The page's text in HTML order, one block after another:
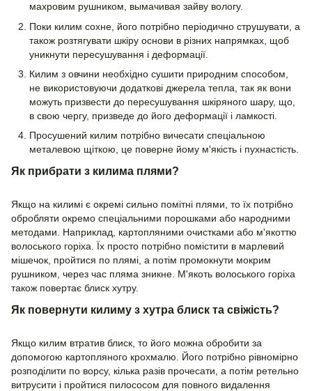
махровим рушником, вымачивая зайву вологу.
Поки килим сохне, його потрібно періодично струшувати, а
також розтягувати шкіру основи в різних напрямках, щоб
уникнути пересушування і деформації.
Килим з овчини необхідно сушити природним способом,
не використовуючи додаткові джерела тепла, так як вони
можуть призвести до пересушування шкіряного шару, що,
в свою чергу, призведе до його деформації і ламкості.
Просушений килим потрібно вичесати спеціальною
металевою щіткою, це поверне йому м'якість і пухнастість.
Як прибрати з килима плями?
Якщо на килимі є окремі сильно помітні плями, то їх потрібно
обробляти окремо спеціальними порошками або народними
методами. Наприклад, картопляними очистками або м'якоттю
волоського горіха. Їх просто потрібно помістити в марлевий
мішечок, пройтися по плямі, а потім промокнути мокрим
рушником, через час пляма зникне. М'якоть волоського горіха
також повертає блиск хутру.
Як повернути килиму з хутра блиск та свіжість?
Якщо килим втратив блиск, то його можна обробити за
допомогою картопляного крохмалю. Його потрібно рівномірно
розподілити по ворсу, кілька разів прочесати, а потім ретельно
витрусити і пройтися пилососом для повного видалення